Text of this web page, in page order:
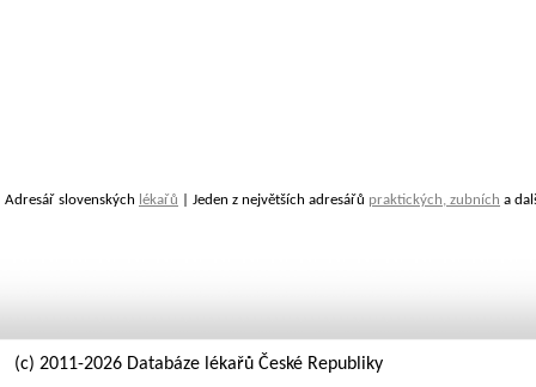
Adresář slovenských lékařů | Jeden z největších adresářů praktických, zubních a
(c) 2011-2026 Databáze lékařů České Republiky